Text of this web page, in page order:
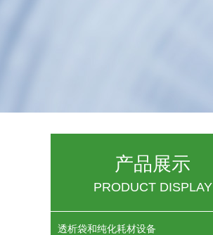
产品展示
PRODUCT DISPLAY
透析袋和纯化耗材设备